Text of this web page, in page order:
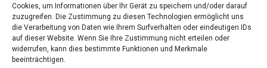
Cookies, um Informationen über Ihr Gerät zu speichern und/oder darauf
zuzugreifen. Die Zustimmung zu diesen Technologien ermöglicht uns
die Verarbeitung von Daten wie Ihrem Surfverhalten oder eindeutigen IDs
auf dieser Website. Wenn Sie Ihre Zustimmung nicht erteilen oder
widerrufen, kann dies bestimmte Funktionen und Merkmale
beeinträchtigen.